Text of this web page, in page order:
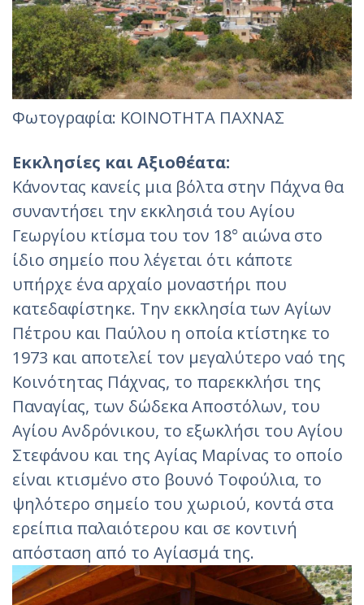
Φωτoγραφία: ΚΟΙΝΟΤΗΤΑ ΠΑΧΝΑΣ
Εκκλησίες και Αξιοθέατα:
Κάνοντας κανείς μια βόλτα στην Πάχνα θα
συναντήσει την εκκλησιά του Αγίου
Γεωργίου κτίσμα του τον 18° αιώνα στο
ίδιο σημείο που λέγεται ότι κάποτε
υπήρχε ένα αρχαίο μοναστήρι που
κατεδαφίστηκε. Την εκκλησία των Αγίων
Πέτρου και Παύλου η οποία κτίστηκε το
1973 και αποτελεί τον μεγαλύτερο ναό της
Κοινότητας Πάχνας, το παρεκκλήσι της
Παναγίας, των δώδεκα Αποστόλων, του
Αγίου Ανδρόνικου, το εξωκλήσι του Αγίου
Στεφάνου και της Αγίας Μαρίνας το οποίο
είναι κτισμένο στο βουνό Τοφούλια, το
ψηλότερο σημείο του χωριού, κοντά στα
ερείπια παλαιότερου και σε κοντινή
απόσταση από το Αγίασμά της.